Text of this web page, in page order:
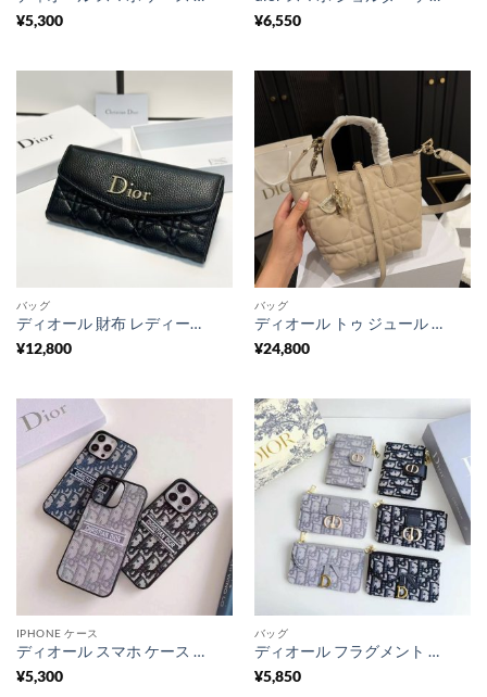
¥5,300
¥6,550
バッグ
ディオール 財布 レディース dior カナージュ 長財布 黒 センス の いい 財布 レディース 40 代 50代 女性 財布 ハイブランド 長 財布 二 つ折り
¥12,800
バッグ
ディオール トゥ ジュール バッグ dior ショルダー バッグ トート バッグ ブランド レディース ミニバッグ ブランド お手頃 40 代 ショルダー バッグ 斜 めがけ ハイ ブランド 小さめ バッグ 人気
¥24,800
IPHONE ケース
ディオール スマホ ケース 刺繍 dior iphone17/17pro ケース iphone16/16pro ケース ハイ ブランド iphone15/14/13 ケース かわいい iphone ケース ブランド 人気
¥5,300
バッグ
ディオール フラグメント ケース dior カード ケース レディース コイン ケース ハイ ブランド 小銭 入れ ブランド カード ケース レディース 薄型 人気
¥5,850